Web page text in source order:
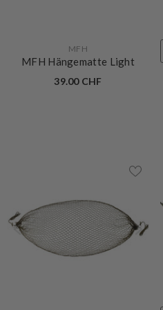
MFH
MFH Hängematte Light
39.00 CHF